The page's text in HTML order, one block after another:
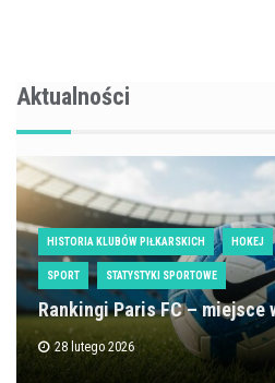
Aktualności
HISTORIA KLUBÓW PIŁKARSKICH HOKEJ
SPORT STATYSTYKI SPORTOWE
Rankingi Paris FC – miejsce
28 lutego 2026